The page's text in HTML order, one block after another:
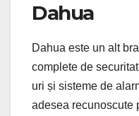
Dahua
Dahua este un alt
complete de
uri și sisteme de
adesea recunoscute